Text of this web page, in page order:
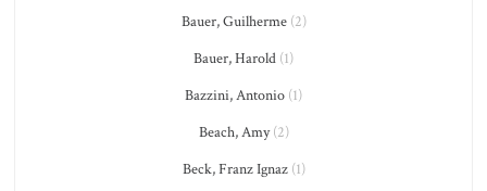
Bauer, Guilherme(2)
Bauer, Harold (1)
Bazzini, Antonio (1)
Beach, Amy(2)
Beck, Franz Ignaz(1)